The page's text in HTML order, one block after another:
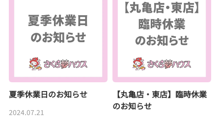
夏季休業日のお知らせ
2024.07.21
【丸亀店・東店】臨時休業
のお知らせ